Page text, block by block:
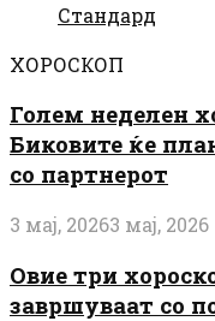
Стандард
ХОРОСКОП
Голем неделен
Биковите ќе
со партнерот
3 мај, 20263 мај, 2026
Овие три
завршуваат со